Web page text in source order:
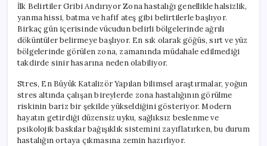
İlk Belirtiler Gribi Andırıyor Zona hastalığı genellikle halsizlik,
yanma hissi, batma ve hafif ateş gibi belirtilerle başlıyor.
Birkaç gün içerisinde vücudun belirli bölgelerinde ağrılı
döküntüler belirmeye başlıyor. En sık olarak göğüs, sırt ve yüz
bölgelerinde görülen zona, zamanında müdahale edilmediği
takdirde sinir hasarına neden olabiliyor.
Stres, En Büyük Katalizör Yapılan bilimsel araştırmalar, yoğun
stres altında çalışan bireylerde zona hastalığının görülme
riskinin bariz bir şekilde yükseldiğini gösteriyor. Modern
hayatın getirdiği düzensiz uyku, sağlıksız beslenme ve
psikolojik baskılar bağışıklık sistemini zayıflatırken, bu durum
hastalığın ortaya çıkmasına zemin hazırlıyor.